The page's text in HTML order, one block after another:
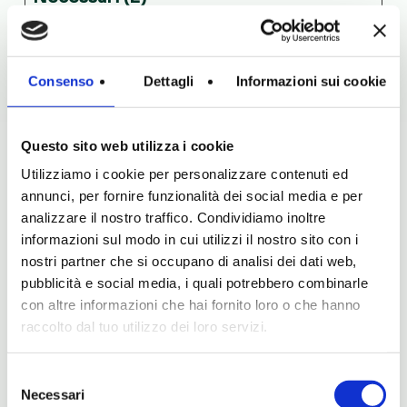
Consenso Dettagli Informazioni sui cookie
Questo sito web utilizza i cookie
Utilizziamo i cookie per personalizzare contenuti ed
annunci, per fornire funzionalità dei social media e per
analizzare il nostro traffico. Condividiamo inoltre
informazioni sul modo in cui utilizzi il nostro sito con i
nostri partner che si occupano di analisi dei dati web,
pubblicità e social media, i quali potrebbero combinarle
con altre informazioni che hai fornito loro o che hanno
raccolto dal tuo utilizzo dei loro servizi.
delNecessari
I cookie necessari contribuiscono a
rendere fruibile il sito web abilitandone
protette del sito. Il sito web non è in
grado di funzionare correttamente
senza questi cookie.
Nome FornitoreScopo
Durata
massima
1.gif
Sessi